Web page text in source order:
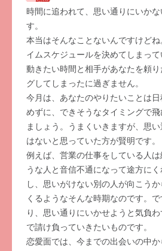
時間に追われて、思い通りにいか
す。
本当はそんなことないんですけど
イムスケジュールを決めてしまっ
動きたい時間と相手があなたを頼
グしてしまったに過ぎません。
今月は、あなたのやりたいことは
めずに、できそうなタイミングで
ましょう。うまくいきますが、思
はないと思っていた方が賢明です。
例えば、営業の仕事をしている人
うな人と音信不通になって途方に
し、思いがけない別の人が向こう
くるようなそんな時期なのです。
り、思い通りにいかせようと気負
で請け負っていきたいものです。
恋愛面では、今までの出会いの中